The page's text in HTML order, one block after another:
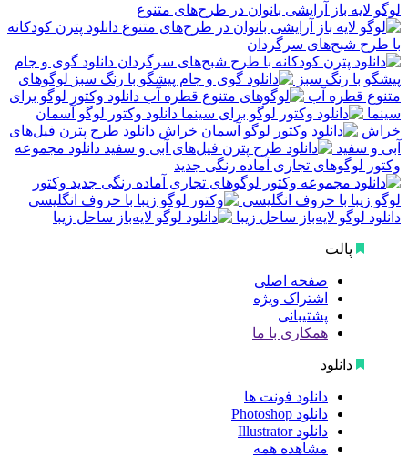
لوگو لایه باز آرایشی بانوان در طرح‌های متنوع
دانلود پترن کودکانه
با طرح شبح‌های سرگردان
دانلود گوی و جام
پیشگو با رنگ سبز
لوگوهای
متنوع قطره آب
دانلود وکتور لوگو برای
سینما
دانلود وکتور لوگو آسمان
خراش
دانلود طرح پترن فیل‌های
آبی و سفید
دانلود مجموعه
وکتور لوگوهای تجاری آماده رنگی جدید
وکتور
لوگو زیبا با حروف انگلیسی
دانلود لوگو لایه‌باز ساحل زیبا
پالت
صفحه اصلی
اشتراک ویژه
پشتیبانی
همکاری با ما
دانلود
دانلود فونت ها
دانلود Photoshop
دانلود Illustrator
مشاهده همه